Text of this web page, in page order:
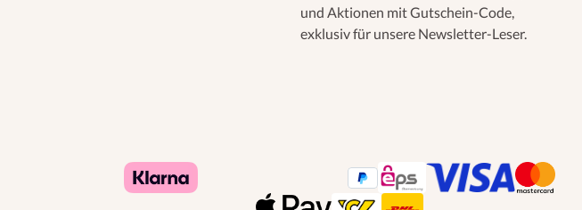
und Aktionen mit Gutschein-Code,
exklusiv für unsere Newsletter-Leser.